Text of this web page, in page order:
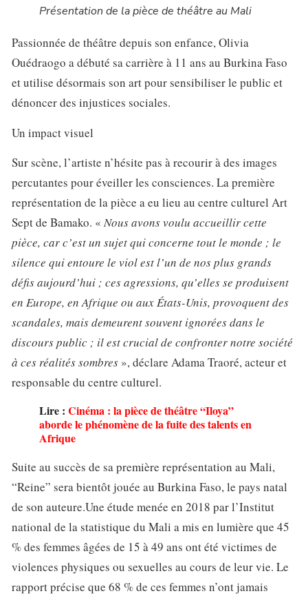
Présentation de la pièce de théâtre au Mali
Passionnée de théâtre depuis son enfance, Olivia
Ouédraogo a débuté sa carrière à 11 ans au Burkina Faso
et utilise désormais son art pour sensibiliser le public et
dénoncer des injustices sociales.
Un impact visuel
Sur scène, l’artiste n’hésite pas à recourir à des images
percutantes pour éveiller les consciences. La première
représentation de la pièce a eu lieu au centre culturel Art
Sept de Bamako. « Nous avons voulu accueillir cette
pièce, car c’est un sujet qui concerne tout le monde ; le
silence qui entoure le viol est l’un de nos plus grands
défis aujourd’hui ; ces agressions, qu’elles se produisent
en Europe, en Afrique ou aux États-Unis, provoquent des
scandales, mais demeurent souvent ignorées dans le
discours public ; il est crucial de confronter notre société
à ces réalités sombres », déclare Adama Traoré, acteur et
responsable du centre culturel.
Lire : Cinéma : la pièce de théâtre “Iloya”
aborde le phénomène de la fuite des talents en
Afrique
Suite au succès de sa première représentation au Mali,
“Reine” sera bientôt jouée au Burkina Faso, le pays natal
de son auteure.Une étude menée en 2018 par l’Institut
national de la statistique du Mali a mis en lumière que 45
% des femmes âgées de 15 à 49 ans ont été victimes de
violences physiques ou sexuelles au cours de leur vie. Le
rapport précise que 68 % de ces femmes n’ont jamais